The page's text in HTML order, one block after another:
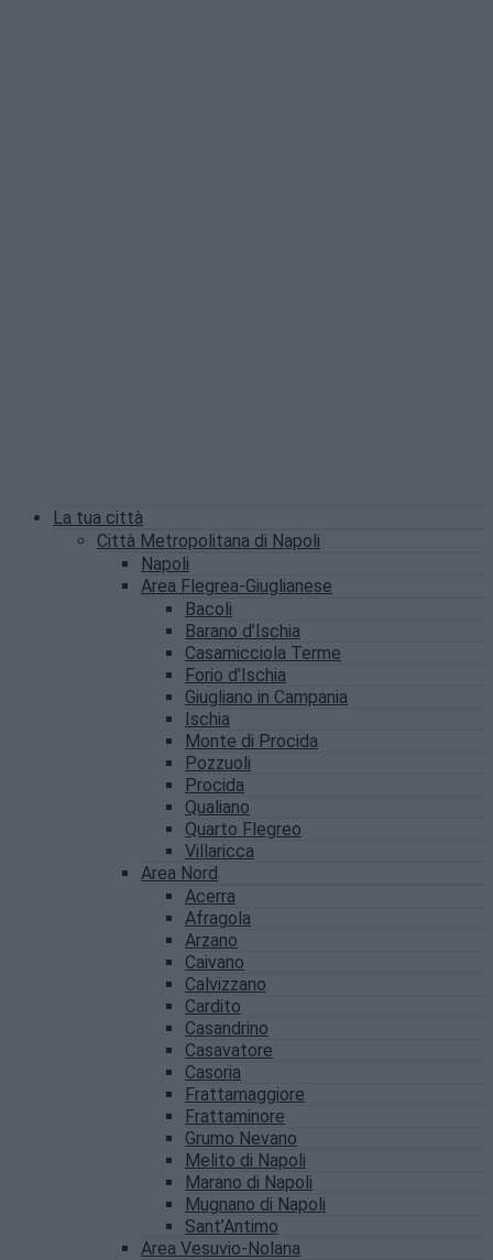
La tua città
Città Metropolitana di Napoli
Napoli
Area Flegrea-Giuglianese
Bacoli
Barano d’Ischia
Casamicciola Terme
Forio d’Ischia
Giugliano in Campania
Ischia
Monte di Procida
Pozzuoli
Procida
Qualiano
Quarto Flegreo
Villaricca
Area Nord
Acerra
Afragola
Arzano
Caivano
Calvizzano
Cardito
Casandrino
Casavatore
Casoria
Frattamaggiore
Frattaminore
Grumo Nevano
Melito di Napoli
Marano di Napoli
Mugnano di Napoli
Sant’Antimo
Area Vesuvio-Nolana